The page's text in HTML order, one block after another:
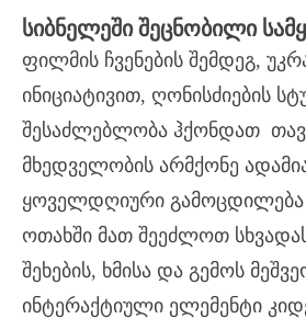
ᲡᲘᲑᲜᲔᲚᲔᲨᲘ ᲨᲔᲪᲜᲝᲑᲘᲚᲘ
ფილმის ჩვენების შემდეგ,
ინიციატივით, ღონისძიების
შესაძლებლობა ჰქონდათ
მხედველობის არმქონე
ყოველდღიური
ოთახში მათ შეეძლოთ
შეხების, ხმისა და გემოს
ინტერაქტიული ელემენტი